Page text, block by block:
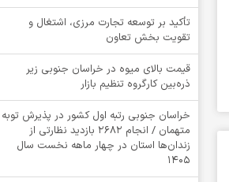
تأکید بر توسعه تجارت مرزی، اشتغال و
تقویت بخش تعاون
قیمت بالای میوه در خراسان جنوبی زیر
ذره‌بین کارگروه تنظیم بازار
خراسان جنوبی رتبه اول کشور در پذیرش توبه
متهمان / انجام ۲۶۸۲ بازدید نظارتی از
زندان‌ها استان در چهار ماهه نخست سال
1405